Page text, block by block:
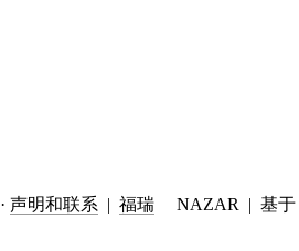
· 声明和联系 | 福瑞 NAZAR | 基于